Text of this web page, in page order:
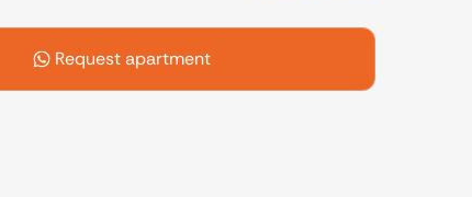
Request apartment